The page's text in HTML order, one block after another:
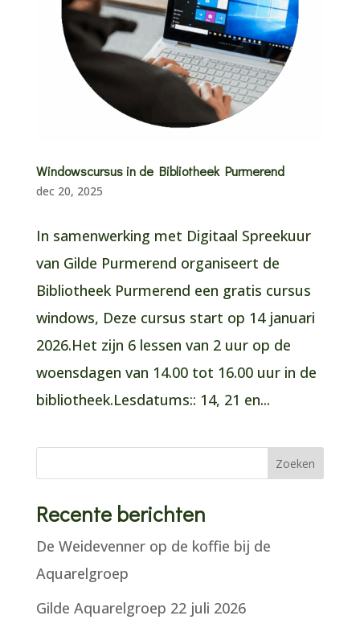
Windowscursus in de Bibliotheek Purmerend
dec 20, 2025
In samenwerking met Digitaal Spreekuur
van Gilde Purmerend organiseert de
Bibliotheek Purmerend een gratis cursus
windows, Deze cursus start op 14 januari
2026.Het zijn 6 lessen van 2 uur op de
woensdagen van 14.00 tot 16.00 uur in de
bibliotheek.Lesdatums:: 14, 21 en...
Zoeken
Recente berichten
De Weidevenner op de koffie bij de
Aquarelgroep
Gilde Aquarelgroep 22 juli 2026